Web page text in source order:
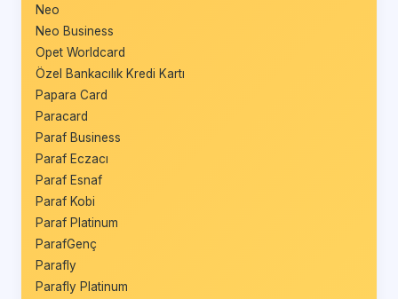
Neo
Neo Business
Opet Worldcard
Özel Bankacılık Kredi Kartı
Papara Card
Paracard
Paraf Business
Paraf Eczacı
Paraf Esnaf
Paraf Kobi
Paraf Platinum
ParafGenç
Parafly
Parafly Platinum